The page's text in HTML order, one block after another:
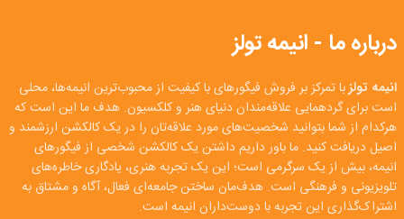
درباره ما - انیمه تولز
انیمه تولزبا تمرکز بر فروش فیگورهای با کیفیت از محبوب‌ترین انیمه‌ها، محلی
است برای گردهمایی علاقه‌مندان دنیای هنر و کلکسیون. هدف ما این است که
هرکدام از شما بتوانید شخصیت‌های مورد علاقه‌تان را در یک کالکشن ارزشمند و
اصیل دریافت کنید. ما باور داریم داشتن یک کالکشن شخصی از فیگورهای
انیمه، بیش از یک سرگرمی است؛ این یک تجربه هنری، یادگاری خاطره‌های
تلویزیونی و فرهنگی است. هدف‌مان ساختن جامعه‌ای فعال، آگاه و مشتاق به
اشتراک‌گذاری این تجربه با دوست‌داران انیمه است.